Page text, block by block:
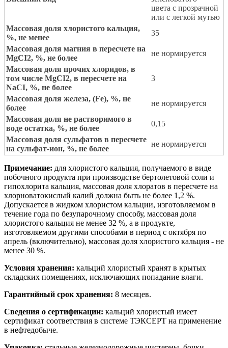
цвета с прозрачной
или с легкой мутью
Массовая доля хлористого кальция,
%, не менее
35
Массовая доля магния в пересчете на
MgCI2, %, не более
не нормируется
Массовая доля прочих хлоридов, в
том числе MgCI2, в пересчете на
NaCI, %, не более
3
Массовая доля железа, (Fe), %, не
более
не нормируется
Массовая доля не растворимого в
воде остатка, %, не более
0,15
Массовая доля сульфатов в пересчете
на сульфат-ион, %, не более
не нормируется
Примечание: для хлористого кальция, получаемого в виде
побочного продукта при производстве бертолетовой соли и
гипохлорита кальция, массовая доля хлоратов в пересчете на
хлорноватокислый калий должна быть не более 1,2 %.
Допускается в жидком хлористом кальции, изготовляемом в
течение года по безупарочному способу, массовая доля
хлористого кальция не менее 32 %, а в продукте,
изготовляемом другими способами в период с октября по
апрель (включительно), массовая доля хлористого кальция - не
менее 30 %.
Условия хранения: кальций хлористый хранят в крытых
складских помещениях, исключающих попадание влаги.
Гарантийный срок хранения: 8 месяцев.
Сведения о сертификации: кальций хлористый имеет
сертификат соответствия в системе ТЭКСЕРТ на применение
в нефтедобыче.